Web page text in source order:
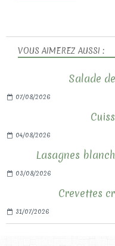
VOUS AIMEREZ AUSSI :
Salade
07/08/2026
04/08/2026
Lasagnes
03/08/2026
Crevettes
31/07/2026